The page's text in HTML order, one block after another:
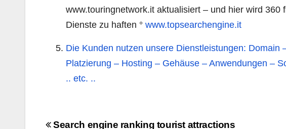
www.touringnetwork.it aktualisiert – und hier wird
Dienste zu haften ° www.topsearchengine.it
Die Kunden nutzen unsere Dienstleistungen: Domain
Platzierung – Hosting – Gehäuse – Anwendungen –
.. etc. ..
Search engine ranking tourist attractions